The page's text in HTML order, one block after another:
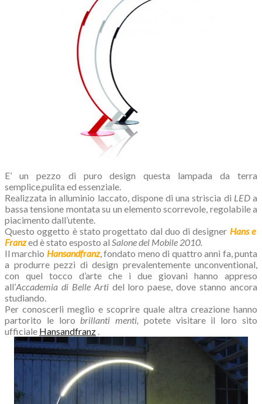
E’ un pezzo di puro design questa lampada da terra
semplice,pulita ed essenziale.
Realizzata in alluminio laccato, dispone di una striscia di LEDa
bassa tensione montata su un elemento scorrevole, regolabile a
piacimento dall’utente.
Questo oggetto è stato progettato dal duo di designer Hans e
Franzed è stato esposto al Salone del Mobile 2010.
Il marchio Hansandfranz, fondato meno di quattro anni fa, punta
a produrre pezzi di design prevalentemente unconventional,
con quel tocco d’arte che i due giovani hanno appreso
all’Accademia di Belle Arti del loro paese, dove stanno ancora
studiando.
Per conoscerli meglio e scoprire quale altra creazione hanno
partorito le lorobrillanti menti, potete visitare il loro sito
ufficiale Hansandfranz .